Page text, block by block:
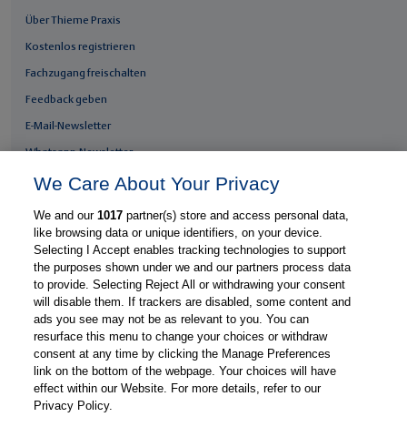
Über Thieme Praxis
Kostenlos registrieren
Fachzugang freischalten
Feedback geben
E-Mail-Newsletter
Whatsapp-Newsletter
Thieme Praxis App
© Thieme Group|support-praxis@thieme.de|Nutzungsbedingungen
Datenschutzerklärung
Impressum Manage Preferences
We Care About Your Privacy
We and our1017 partner(s) store and access personal data,
like browsing data or unique identifiers, on your device.
Selecting I Accept enables tracking technologies to support
the purposes shown under we and our partners process data
to provide. Selecting Reject All or withdrawing your consent
will disable them. If trackers are disabled, some content and
ads you see may not be as relevant to you. You can
resurface this menu to change your choices or withdraw
consent at any time by clicking the Manage Preferences
link on the bottom of the webpage. Your choices will have
effect within our Website. For more details, refer to our
Privacy Policy.